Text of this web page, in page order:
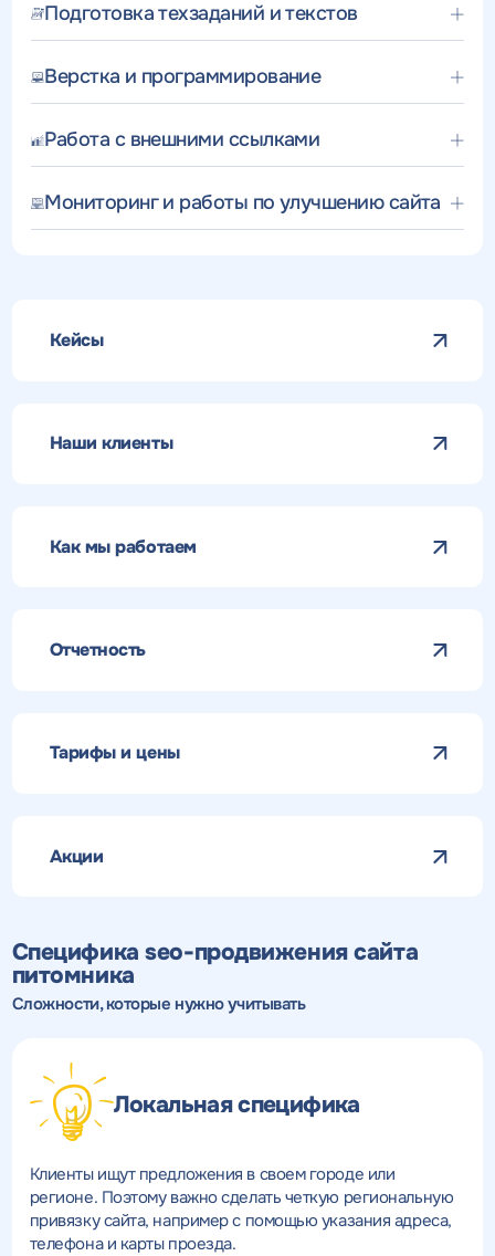
Подготовка техзаданий и текстов
Верстка и программирование
Работа с внешними ссылками
Мониторинг и работы по улучшению сайта
Кейсы
Наши клиенты
Как мы работаем
Отчетность
Тарифы и цены
Акции
Специфика seo-продвижения сайта
питомника
Сложности, которые нужно учитывать
Локальная специфика
Клиенты ищут предложения в своем городе или
регионе. Поэтому важно сделать четкую региональную
привязку сайта, например с помощью указания адреса,
телефона и карты проезда.